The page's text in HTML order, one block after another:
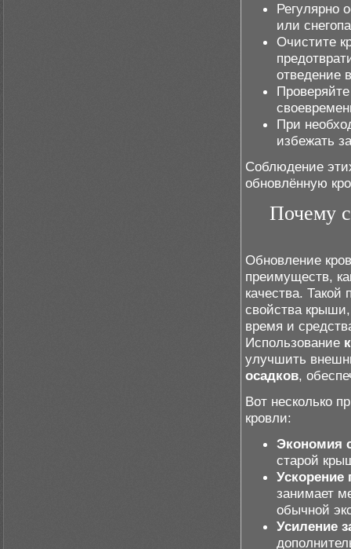
Регулярно
или
Очистите
отведение
При
избежать
Соблюдение
обновлённую
Почему
Обновление
преимуществ,
качества.
свойства
время и
Использование
улучшить
осадков,
Вот несколько
кровли:
Экономия
старой
Ускорение
занимает
обычной
Усиление